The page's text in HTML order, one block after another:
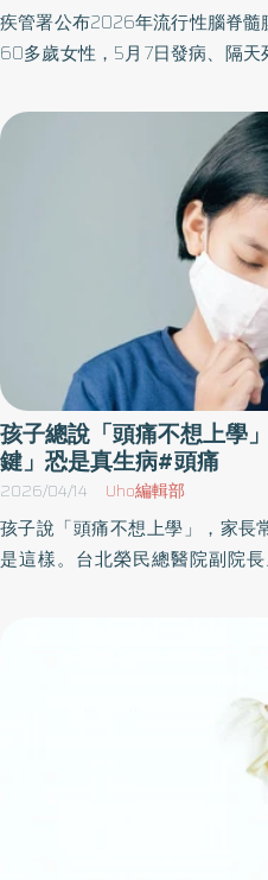
疾管署公布2026年流行性腦脊
60多歲女性，5月7日發病、隔天
醫師表示，流腦病程進展快速，
狀，應儘速就醫。
孩子總說「頭痛不想上學
鍵」恐是真生病#頭痛
2026/04/14 Uho編輯部
孩子說「頭痛不想上學」，家長
是這樣。台北榮民總醫院副院
錄頭痛、管理頭痛，並找頭痛的